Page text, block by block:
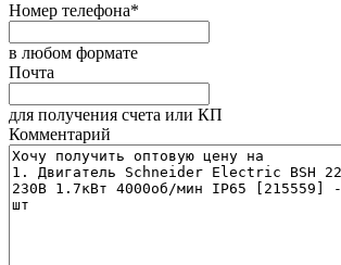
Номер телефона*
в любом формате
Почта
для получения счета или КП
Комментарий